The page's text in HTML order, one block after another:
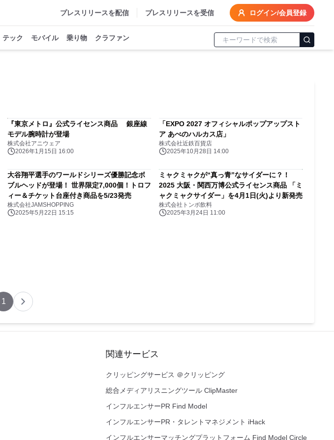
プレスリリースを配信 プレスリリースを受信 ログイン/会員登録
テック モバイル 乗り物 クラファン
『東京メトロ』公式ライセンス商品 銀座線
モデル腕時計が登場
株式会社アニウェア
2026年1月15日 16:00
「EXPO 2027 オフィシャルポップアップスト
ア あべのハルカス店」
株式会社近鉄百貨店
2025年10月28日 14:00
大谷翔平選手のワールドシリーズ優勝記念ボ
ブルヘッドが登場！ 世界限定7,000個！トロフ
ィー＆チケット台座付き商品を5/23発売
株式会社JAMSHOPPING
2025年5月22日 15:15
ミャクミャクが“真っ青”なサイダーに？！
2025 大阪・関西万博公式ライセンス商品 「ミ
ャクミャクサイダー」を4月1日(火)より新発売
株式会社トンボ飲料
2025年3月24日 11:00
1
関連サービス
クリッピングサービス ＠クリッピング
総合メディアリスニングツール ClipMaster
インフルエンサーPR Find Model
インフルエンサーPR・タレントマネジメント iHack
インフルエンサーマッチングプラットフォーム Find Model Circle